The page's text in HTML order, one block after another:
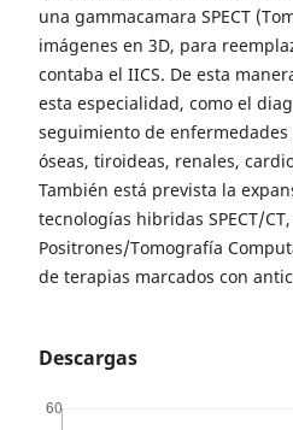
una gammacamara SPECT
imágenes en 3D, para
contaba el IICS. De esta
esta especialidad, como el
seguimiento de
óseas, tiroideas, renales,
También está prevista la
tecnologías hibridas SPECT/
Positrones/Tomografía
de terapias marcados con
Descargas